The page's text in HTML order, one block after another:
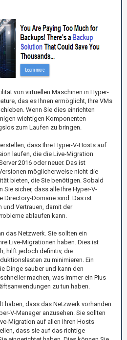
von virtuellen Maschinen in Hyper-
das es Ihnen ermöglicht, Ihre VMs
Wenn Sie dies einrichten
wichtigen Komponenten
zum Laufen zu bringen.
dass Ihre Hyper-V-Hosts auf
laufen, die die Live-Migration
2016 oder neuer. Das ist
möglicherweise nicht die
bieten, die Sie benötigen. Sobald
sicher, dass alle Ihre Hyper-V-
Directory-Domäne sind. Das ist
Vertrauen, damit der
ablaufen kann.
das Netzwerk. Sie sollten ein
Live-Migrationen haben. Dies ist
hilft jedoch definitiv, die
zu minimieren. Ein
Dinge sauber und kann den
machen, was immer ein Plus
zu tun haben.
haben, dass das Netzwerk vorhanden
V-Manager anzusehen. Sie sollten
Migration auf allen Ihren Hosts
dass sie auf das richtige